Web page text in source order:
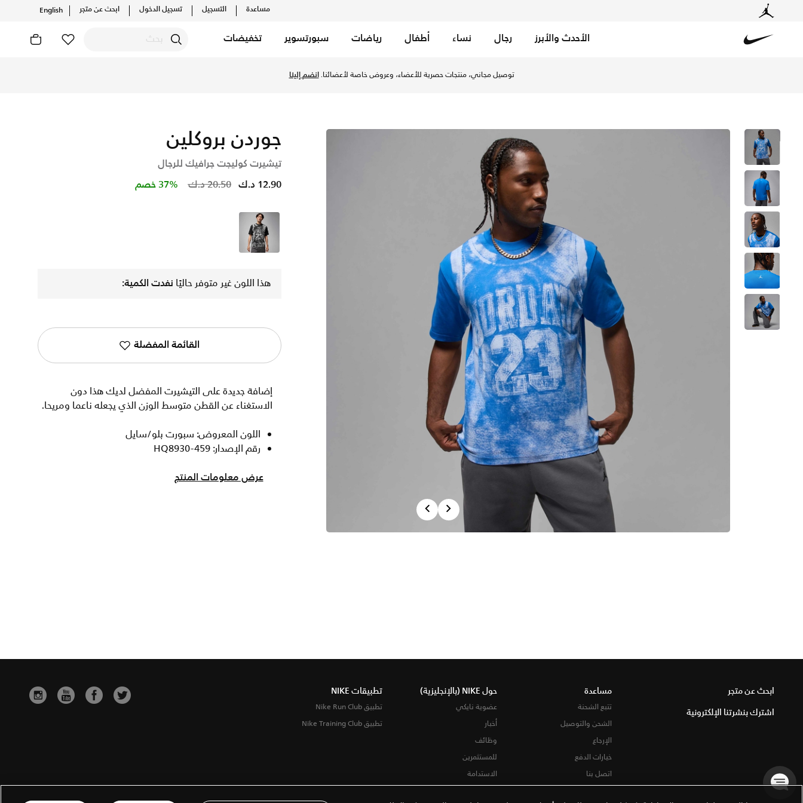
مساعدة التسجيل تسجيل الدخول ابحث عن متجر English
الأحدث والأبرز رجال نساء أطفال رياضات سبورتسوير تخفيضات
توصيل مجاني، منتجات حصرية للأعضاء، وعروض خاصة لأعضائنا.انضم إلينا
PreviousNext
جوردن بروكلين
تيشيرت كوليجت جرافيك للرجال
Price reduced from
20.50 د.ك to 12.90 د.ك 37% خصم
أسود
هذا اللون غير متوفر حاليًا نفدت الكمية:
القائمة المفضلة
إضافة جديدة على التيشيرت المفضل لديك هذا دون
الاستغناء عن القطن متوسط الوزن الذي يجعله ناعما ومريحا.
اللون المعروض: سبورت بلو/سايل
رقم الإصدار: HQ8930-459
عرض معلومات المنتج
ابحث عن متجر
اشترك بنشرتنا الإلكترونية
مساعدة
تتبع الشحنة
الشحن والتوصيل
الإرجاع
خيارات الدفع
اتصل بنا
حول NIKE (بالإنجليزية)
عضوية نايكي
أخبار
وظائف
للمستثمرين
الاستدامة
تطبيقات NIKE
تطبيق Nike Run Club
تطبيق Nike Training Club